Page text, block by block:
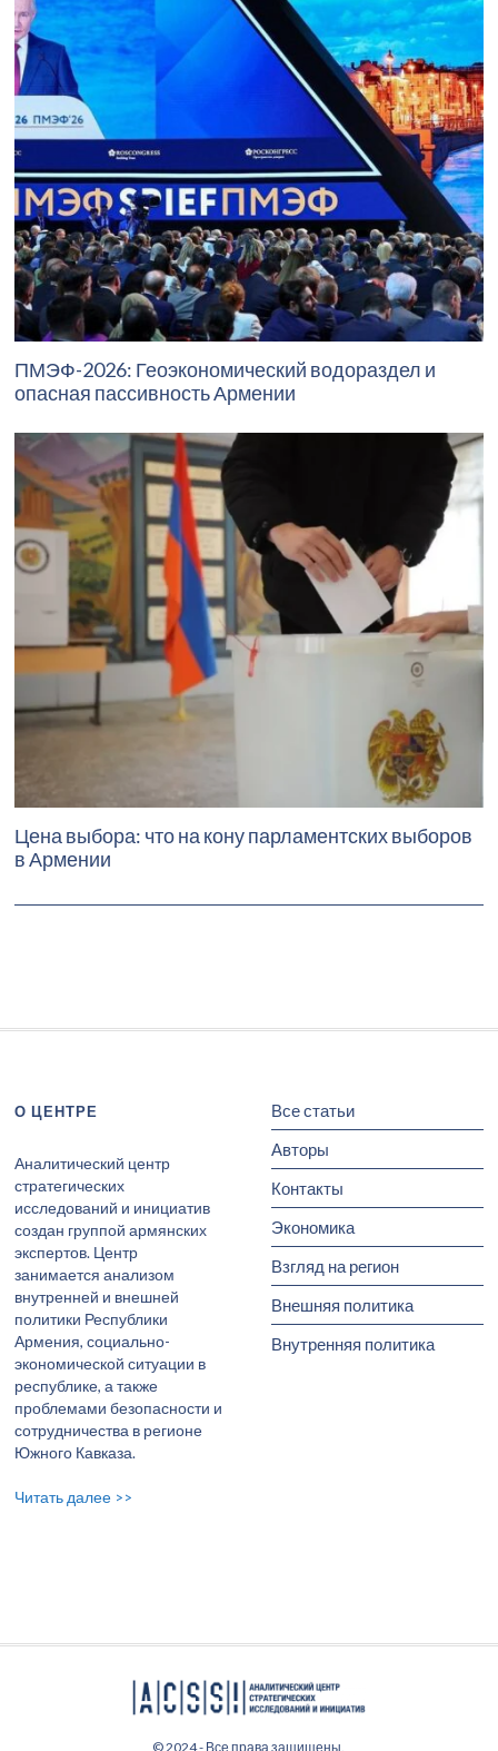
ПМЭФ-2026: Геоэкономический водораздел и
опасная пассивность Армении
Цена выбора: что на кону парламентских выборов
в Армении
О ЦЕНТРЕ
Аналитический центр
стратегических
исследований и инициатив
создан группой армянских
экспертов. Центр
занимается анализом
внутренней и внешней
политики Республики
Армения, социально-
экономической ситуации в
республике, а также
проблемами безопасности и
сотрудничества в регионе
Южного Кавказа.
Читать далее >>
Все статьи
Авторы
Контакты
Экономика
Взгляд на регион
Внешняя политика
Внутренняя политика
© 2024 - Все права защищены.